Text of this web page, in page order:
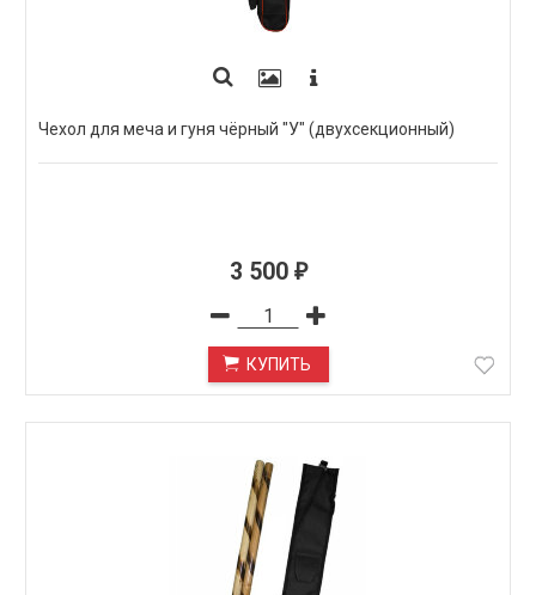
Чехол для меча и гуня чёрный "У" (двухсекционный)
3 500 ₽
КУПИТЬ